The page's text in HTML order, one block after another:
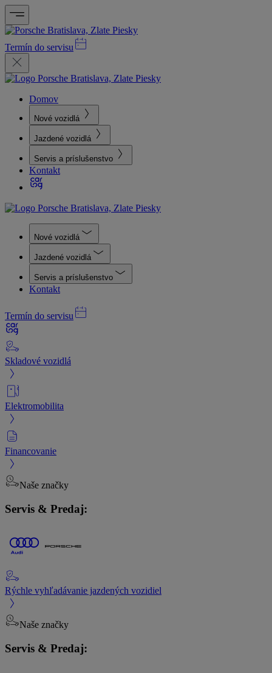
Termín do servisu
Domov
Nové vozidlá
Jazdené vozidlá
Servis a príslušenstvo
Kontakt
Nové vozidlá
Jazdené vozidlá
Servis a príslušenstvo
Kontakt
Termín do servisu
Skladové vozidlá
Elektromobilita
Financovanie
Naše značky
Servis & Predaj:
Rýchle vyhľadávanie jazdených vozidiel
Naše značky
Servis & Predaj: